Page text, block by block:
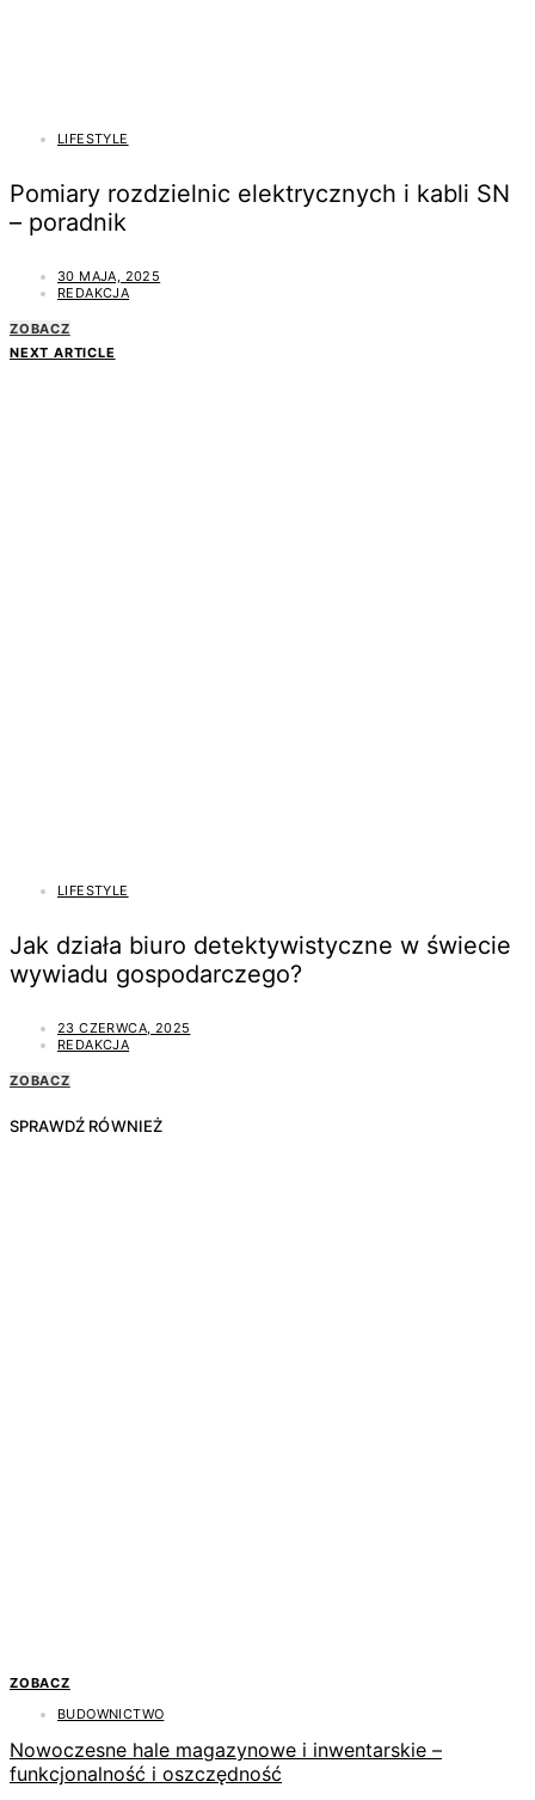
LIFESTYLE
Pomiary rozdzielnic elektrycznych i kabli SN
– poradnik
30 MAJA, 2025
REDAKCJA
ZOBACZ
NEXT ARTICLE
LIFESTYLE
Jak działa biuro detektywistyczne w świecie
wywiadu gospodarczego?
23 CZERWCA, 2025
REDAKCJA
ZOBACZ
SPRAWDŹ RÓWNIEŻ
ZOBACZ
BUDOWNICTWO
Nowoczesne hale magazynowe i inwentarskie –
funkcjonalność i oszczędność